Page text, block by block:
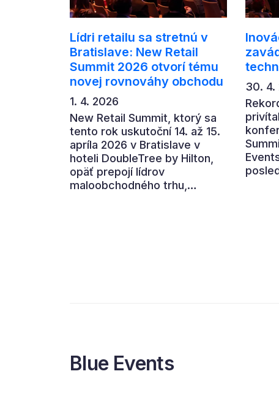
Lídri retailu sa stretnú v
Bratislave: New Retail
Summit 2026 otvorí tému
novej rovnováhy obchodu
1. 4. 2026
New Retail Summit, ktorý sa
tento rok uskutoční 14. až 15.
apríla 2026 v Bratislave v
hoteli DoubleTree by Hilton,
opäť prepojí lídrov
maloobchodného trhu,
30. 4.
Blue Events